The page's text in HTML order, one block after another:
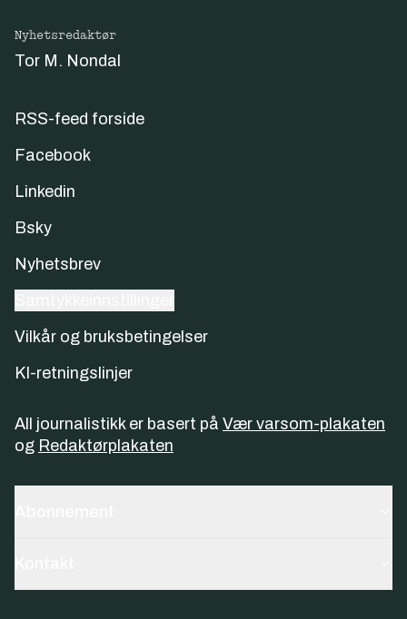
Nyhetsredaktør
Tor M. Nondal
RSS-feed forside
Facebook
Linkedin
Bsky
Nyhetsbrev
Vilkår og bruksbetingelser
KI-retningslinjer
All journalistikk er basert på Vær varsom-plakaten
og Redaktørplakaten